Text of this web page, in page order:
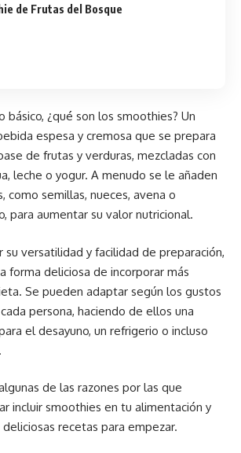
de Frutas del Bosque
básico, ¿qué son los smoothies? Un
espesa y cremosa que se prepara
de frutas y verduras, mezcladas con
leche o yogur. A menudo se le añaden
como semillas, nueces, avena o
para aumentar su valor nutricional.
su versatilidad y facilidad de preparación,
forma deliciosa de incorporar más
Se pueden adaptar según los gustos
persona, haciendo de ellos una
el desayuno, un refrigerio o incluso
de las razones por las que
incluir smoothies en tu alimentación y
recetas para empezar.